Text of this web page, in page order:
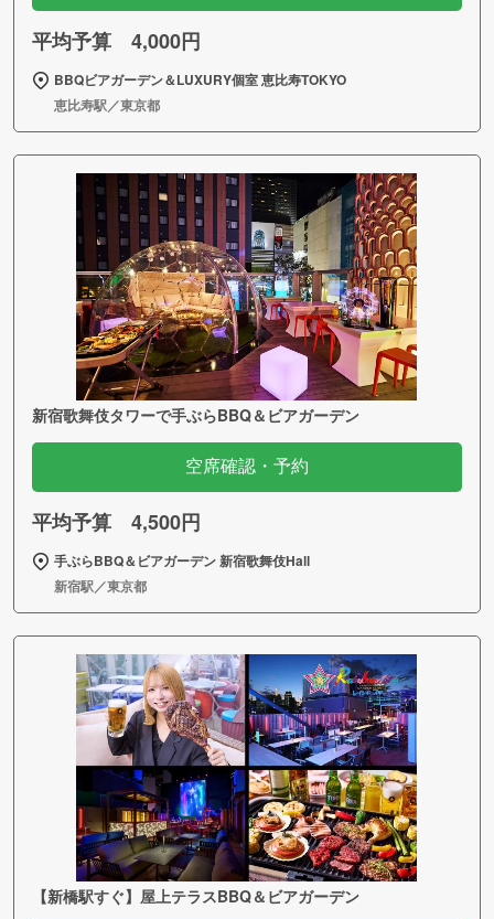
平均予算 4,000円
BBQビアガーデン＆LUXURY個室 恵比寿TOKYO
恵比寿駅／東京都
新宿歌舞伎タワーで手ぶらBBQ＆ビアガーデン
空席確認・予約
平均予算 4,500円
手ぶらBBQ＆ビアガーデン 新宿歌舞伎Hall
新宿駅／東京都
【新橋駅すぐ】屋上テラスBBQ＆ビアガーデン